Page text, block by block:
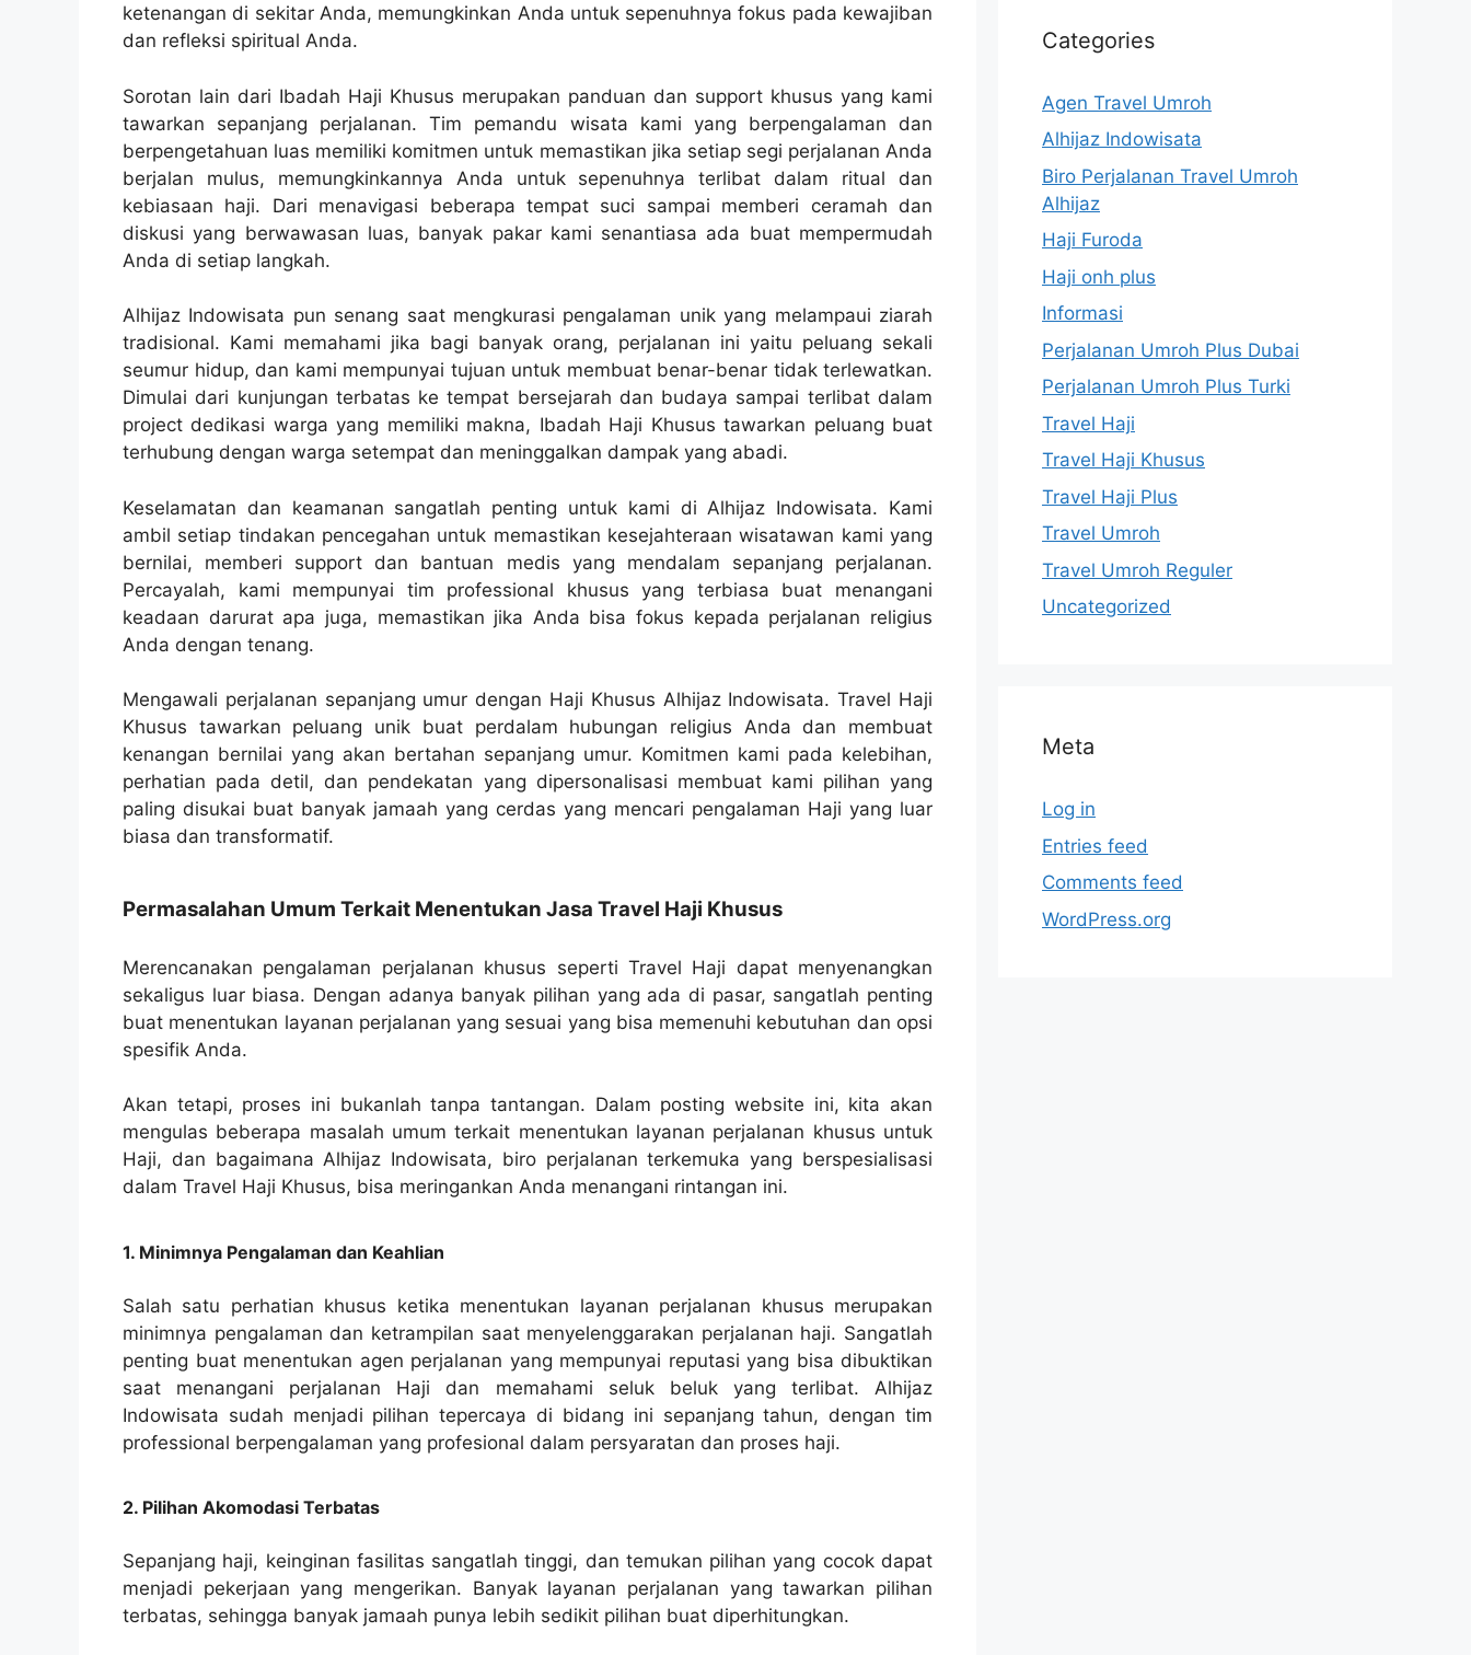
ketenangan di sekitar Anda, memungkinkan Anda untuk sepenuhnya fokus pada kewajiban
dan refleksi spiritual Anda.
Sorotan lain dari Ibadah Haji Khusus merupakan panduan dan support khusus yang kami
tawarkan sepanjang perjalanan. Tim pemandu wisata kami yang berpengalaman dan
berpengetahuan luas memiliki komitmen untuk memastikan jika setiap segi perjalanan Anda
berjalan mulus, memungkinkannya Anda untuk sepenuhnya terlibat dalam ritual dan
kebiasaan haji. Dari menavigasi beberapa tempat suci sampai memberi ceramah dan
diskusi yang berwawasan luas, banyak pakar kami senantiasa ada buat mempermudah
Anda di setiap langkah.
Alhijaz Indowisata pun senang saat mengkurasi pengalaman unik yang melampaui ziarah
tradisional. Kami memahami jika bagi banyak orang, perjalanan ini yaitu peluang sekali
seumur hidup, dan kami mempunyai tujuan untuk membuat benar-benar tidak terlewatkan.
Dimulai dari kunjungan terbatas ke tempat bersejarah dan budaya sampai terlibat dalam
project dedikasi warga yang memiliki makna, Ibadah Haji Khusus tawarkan peluang buat
terhubung dengan warga setempat dan meninggalkan dampak yang abadi.
Keselamatan dan keamanan sangatlah penting untuk kami di Alhijaz Indowisata. Kami
ambil setiap tindakan pencegahan untuk memastikan kesejahteraan wisatawan kami yang
bernilai, memberi support dan bantuan medis yang mendalam sepanjang perjalanan.
Percayalah, kami mempunyai tim professional khusus yang terbiasa buat menangani
keadaan darurat apa juga, memastikan jika Anda bisa fokus kepada perjalanan religius
Anda dengan tenang.
Mengawali perjalanan sepanjang umur dengan Haji Khusus Alhijaz Indowisata. Travel Haji
Khusus tawarkan peluang unik buat perdalam hubungan religius Anda dan membuat
kenangan bernilai yang akan bertahan sepanjang umur. Komitmen kami pada kelebihan,
perhatian pada detil, dan pendekatan yang dipersonalisasi membuat kami pilihan yang
paling disukai buat banyak jamaah yang cerdas yang mencari pengalaman Haji yang luar
biasa dan transformatif.
Permasalahan Umum Terkait Menentukan Jasa Travel Haji Khusus
Merencanakan pengalaman perjalanan khusus seperti Travel Haji dapat menyenangkan
sekaligus luar biasa. Dengan adanya banyak pilihan yang ada di pasar, sangatlah penting
buat menentukan layanan perjalanan yang sesuai yang bisa memenuhi kebutuhan dan opsi
spesifik Anda.
Akan tetapi, proses ini bukanlah tanpa tantangan. Dalam posting website ini, kita akan
mengulas beberapa masalah umum terkait menentukan layanan perjalanan khusus untuk
Haji, dan bagaimana Alhijaz Indowisata, biro perjalanan terkemuka yang berspesialisasi
dalam Travel Haji Khusus, bisa meringankan Anda menangani rintangan ini.
1. Minimnya Pengalaman dan Keahlian
Salah satu perhatian khusus ketika menentukan layanan perjalanan khusus merupakan
minimnya pengalaman dan ketrampilan saat menyelenggarakan perjalanan haji. Sangatlah
penting buat menentukan agen perjalanan yang mempunyai reputasi yang bisa dibuktikan
saat menangani perjalanan Haji dan memahami seluk beluk yang terlibat. Alhijaz
Indowisata sudah menjadi pilihan tepercaya di bidang ini sepanjang tahun, dengan tim
professional berpengalaman yang profesional dalam persyaratan dan proses haji.
2. Pilihan Akomodasi Terbatas
Sepanjang haji, keinginan fasilitas sangatlah tinggi, dan temukan pilihan yang cocok dapat
menjadi pekerjaan yang mengerikan. Banyak layanan perjalanan yang tawarkan pilihan
terbatas, sehingga banyak jamaah punya lebih sedikit pilihan buat diperhitungkan.
Categories
Agen Travel Umroh
Alhijaz Indowisata
Biro Perjalanan Travel Umroh
Alhijaz
Haji Furoda
Haji onh plus
Informasi
Perjalanan Umroh Plus Dubai
Perjalanan Umroh Plus Turki
Travel Haji
Travel Haji Khusus
Travel Haji Plus
Travel Umroh
Travel Umroh Reguler
Uncategorized
Meta
Log in
Entries feed
Comments feed
WordPress.org